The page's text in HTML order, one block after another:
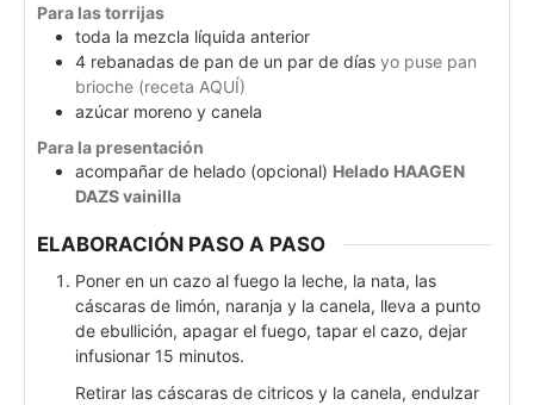
Para las torrijas
toda la mezcla líquida anterior
4 rebanadas de pan de un par de días yo puse pan
brioche (receta AQUÍ)
azúcar moreno y canela
Para la presentación
acompañar de helado (opcional) Helado HAAGEN
DAZS vainilla
ELABORACIÓN PASO A PASO
Poner en un cazo al fuego la leche, la nata, las
cáscaras de limón, naranja y la canela, lleva a punto
de ebullición, apagar el fuego, tapar el cazo, dejar
infusionar 15 minutos.
Retirar las cáscaras de citricos y la canela, endulzar